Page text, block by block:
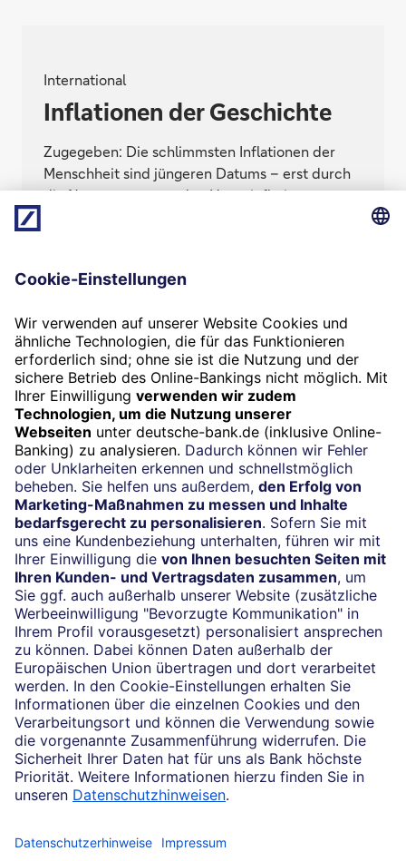
International
Inflationen der Geschichte
Zugegeben: Die schlimmsten Inflationen der
Menschheit sind jüngeren Datums – erst durch
die Notenpresse wurden Hyperinflationen
und kuriose Geldentwertungen.
Termin
Beratung vereinbaren
24/7-Kundenservice
(069) 910-100 61
Impressum
Konditionen und Preise
Rechtliche Hinweise
Datenschutz
Ihr Feedback zur Website